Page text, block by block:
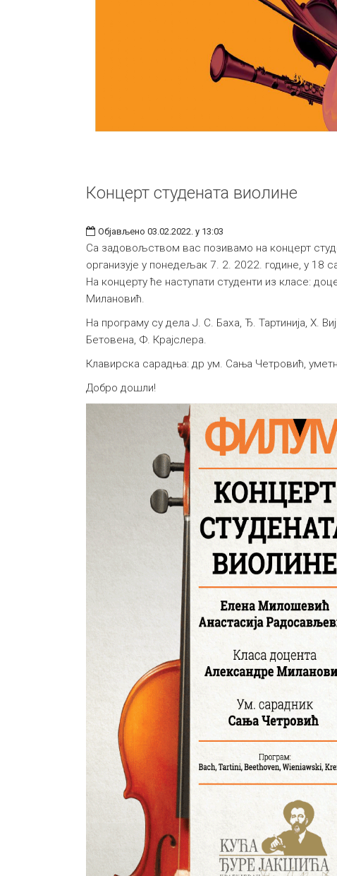
Концерт студената виолине
Објављено 03.02.2022. у 13:03
Са задовољством вас позивамо на концерт
организује у понедељак 7. 2. 2022. године, у 18
На концерту ће наступати студенти из класе:
Милановић.
На програму су дела Ј. С. Баха, Ђ. Тартинија, Х.
Бетовена, Ф. Крајслера.
Клавирска сарадња: др ум. Сања Четровић,
Добро дошли!